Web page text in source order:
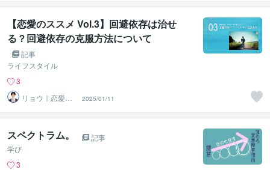
【恋愛のススメ Vol.3】回避依存は治せ
る？回避依存の克服方法について
記事
ライフスタイル
3
リョウ｜恋愛心
理のエキスパー
ト
2025/01/11
スペクトラム。
記事
学び
3